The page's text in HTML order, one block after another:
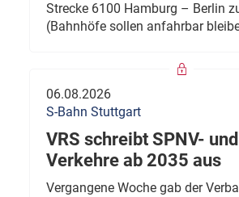
Strecke 6100 Hamburg – Berlin
(Bahnhöfe sollen anfahrbar
06.08.2026
S-Bahn Stuttgart
VRS schreibt SPNV-
Verkehre ab 2035 aus
Vergangene Woche gab der